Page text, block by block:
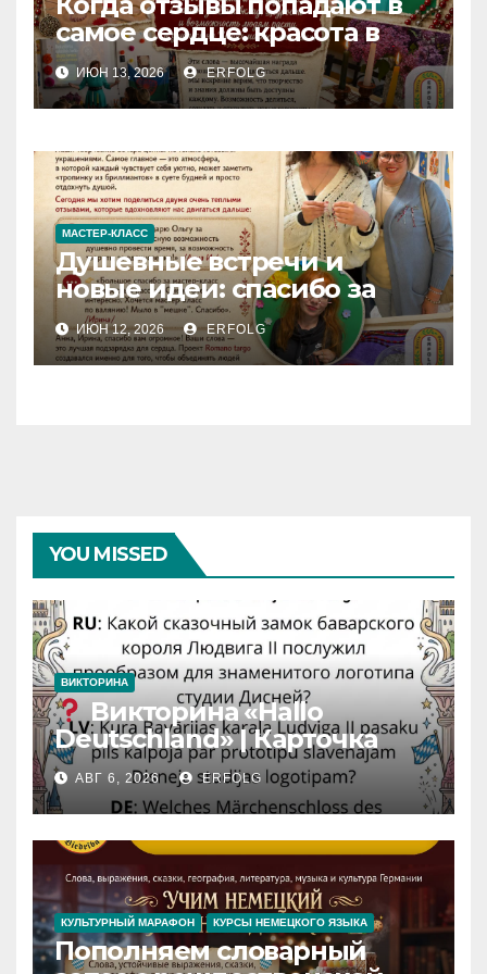
самое сердце: красота в
деталях и сила в делах!
ИЮН 13, 2026 ERFOLG
МАСТЕР-КЛАСС
Душевные встречи и
новые идеи: спасибо за
вашу теплоту!
ИЮН 12, 2026 ERFOLG
YOU MISSED
ВИКТОРИНА
Викторина «Hallo
Deutschland» | Карточка
№46
Замок вдохновения
Iedvesmas pils / Schloss der
Inspiration
АВГ 6, 2026 ERFOLG
КУЛЬТУРНЫЙ МАРАФОН КУРСЫ НЕМЕЦКОГО ЯЗЫКА
Пополняем словарный